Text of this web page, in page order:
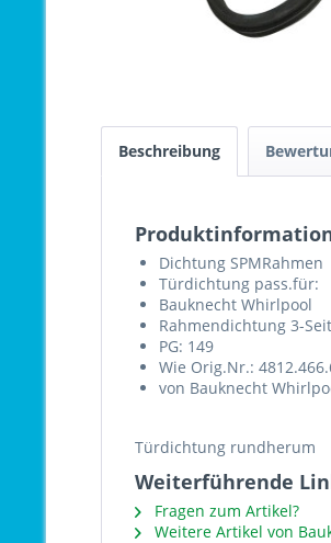
Beschreibung
Dichtung SPMRahmen
Türdichtung pass.für:
Bauknecht Whirlpool
Rahmendichtung 3-
PG: 149
Wie Orig.Nr.:
von Bauknecht
Türdichtung rundherum
Weiterführende
Fragen zum Artikel?
Weitere Artikel von